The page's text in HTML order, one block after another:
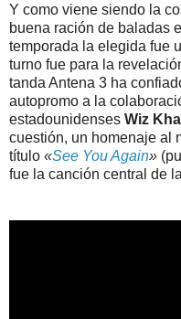
Y como viene siendo la
buena ración de baladas
temporada la elegida fue
turno fue para la
tanda Antena 3 ha
autopromo a la
estadounidenses Wiz
cuestión, un homenaje al
título «See You Again»
fue la canción central de